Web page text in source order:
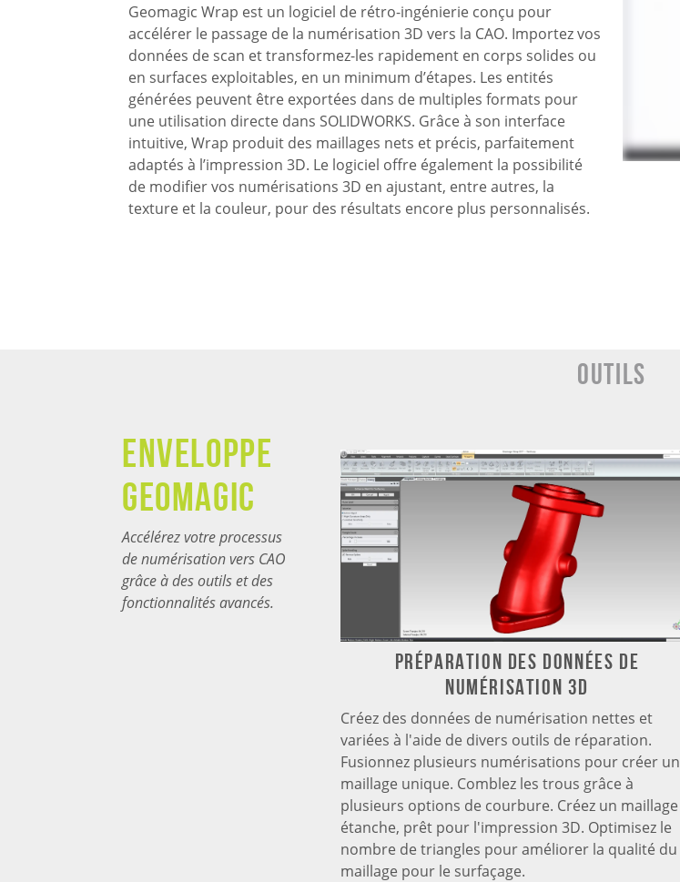
Geomagic Wrap est un logiciel de rétro-ingénierie conçu pour
accélérer le passage de la numérisation 3D vers la CAO. Importez vos
données de scan et transformez-les rapidement en corps solides ou
en surfaces exploitables, en un minimum d’étapes. Les entités
générées peuvent être exportées dans de multiples formats pour
une utilisation directe dans SOLIDWORKS. Grâce à son interface
intuitive, Wrap produit des maillages nets et précis, parfaitement
adaptés à l’impression 3D. Le logiciel offre également la possibilité
de modifier vos numérisations 3D en ajustant, entre autres, la
texture et la couleur, pour des résultats encore plus personnalisés.
Outils
Enveloppe
GEOMAGIC
Accélérez votre processus
de numérisation vers CAO
grâce à des outils et des
fonctionnalités avancés.
Préparation des données de
numérisation 3D
Créez des données de numérisation nettes et
variées à l'aide de divers outils de réparation.
Fusionnez plusieurs numérisations pour créer un
maillage unique. Comblez les trous grâce à
plusieurs options de courbure. Créez un maillage
étanche, prêt pour l'impression 3D. Optimisez le
nombre de triangles pour améliorer la qualité du
maillage pour le surfaçage.